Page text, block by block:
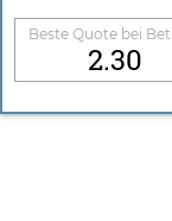
Beste Quote bei
2.30